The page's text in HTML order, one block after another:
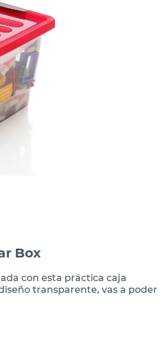
Box
con esta práctica caja
transparente, vas a poder